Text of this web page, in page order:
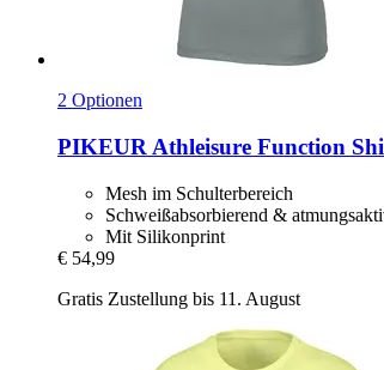
2 Optionen
PIKEUR Athleisure Function
Mesh im Schulterbereich
Schweißabsorbierend &
Mit Silikonprint
€ 54,99
Gratis Zustellung bis 11. August